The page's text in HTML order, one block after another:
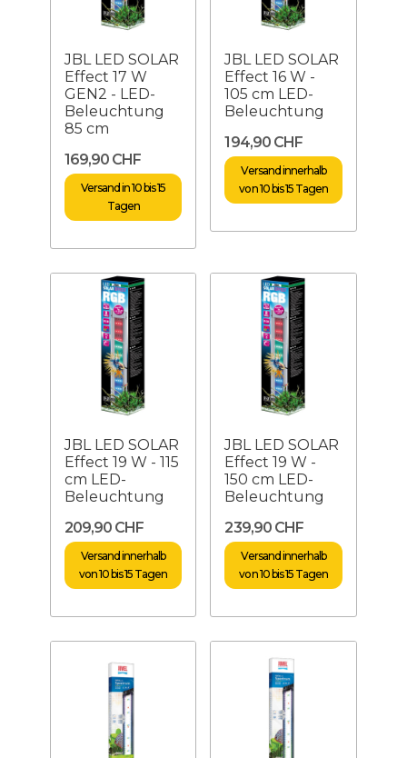
JBL LED SOLAR
Effect 17 W
GEN2 - LED-
Beleuchtung
85 cm
169,90 CHF
Versand in 10 bis 15
Tagen
JBL LED SOLAR
Effect 16 W -
105 cm LED-
Beleuchtung
194,90 CHF
Versand innerhalb
von 10 bis 15 Tagen
JBL LED SOLAR
Effect 19 W - 115
cm LED-
Beleuchtung
209,90 CHF
Versand innerhalb
von 10 bis 15 Tagen
JBL LED SOLAR
Effect 19 W -
150 cm LED-
Beleuchtung
239,90 CHF
Versand innerhalb
von 10 bis 15 Tagen